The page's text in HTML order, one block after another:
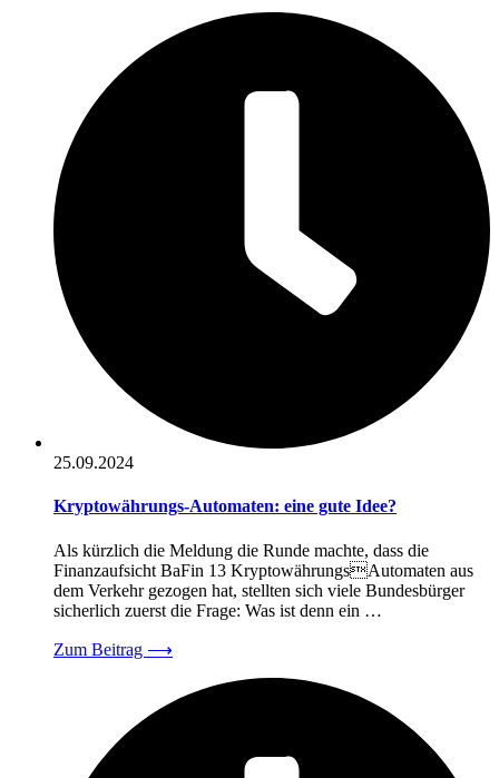
25.09.2024
Kryptowährungs-Automaten: eine gute Idee?
Als kürzlich die Meldung die Runde machte, dass die
Finanzaufsicht BaFin 13 KryptowährungsAutomaten aus
dem Verkehr gezogen hat, stellten sich viele Bundesbürger
sicherlich zuerst die Frage: Was ist denn ein …
Zum Beitrag ⟶